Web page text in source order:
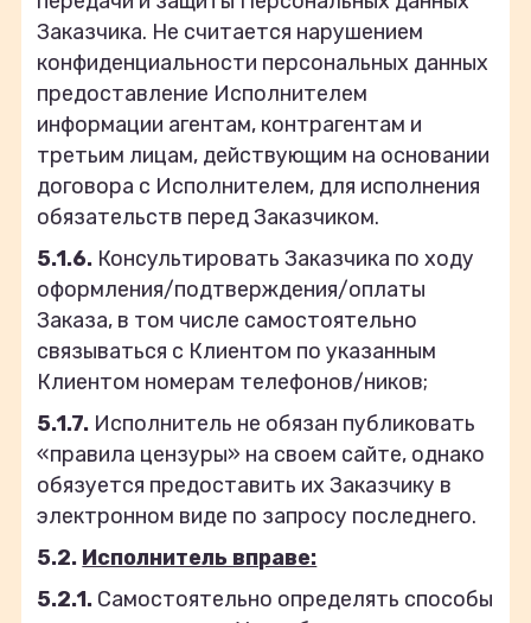
Заказчика. Не считается нарушением
конфиденциальности персональных данных
предоставление Исполнителем
информации агентам, контрагентам и
третьим лицам, действующим на основании
договора с Исполнителем, для исполнения
обязательств перед Заказчиком.
5.1.6. Консультировать Заказчика по ходу
оформления/подтверждения/оплаты
Заказа, в том числе самостоятельно
связываться с Клиентом по указанным
Клиентом номерам телефонов/ников;
5.1.7. Исполнитель не обязан публиковать
«правила цензуры» на своем сайте, однако
обязуется предоставить их Заказчику в
электронном виде по запросу последнего.
5.2. Исполнитель вправе:
5.2.1. Самостоятельно определять способы